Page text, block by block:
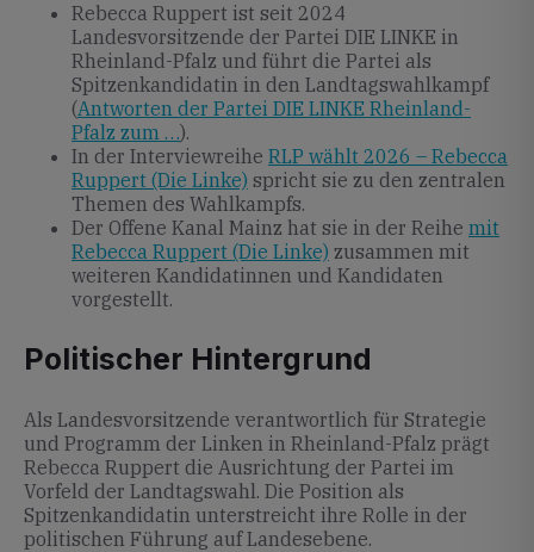
Rebecca Ruppert ist seit 2024
Landesvorsitzende der Partei DIE LINKE in
Rheinland-Pfalz und führt die Partei als
Spitzenkandidatin in den Landtagswahlkampf
(Antworten der Partei DIE LINKE Rheinland-
Pfalz zum …).
In der Interviewreihe RLP wählt 2026 – Rebecca
Ruppert (Die Linke) spricht sie zu den zentralen
Themen des Wahlkampfs.
Der Offene Kanal Mainz hat sie in der Reihe mit
Rebecca Ruppert (Die Linke) zusammen mit
weiteren Kandidatinnen und Kandidaten
vorgestellt.
Politischer Hintergrund
Als Landesvorsitzende verantwortlich für Strategie
und Programm der Linken in Rheinland-Pfalz prägt
Rebecca Ruppert die Ausrichtung der Partei im
Vorfeld der Landtagswahl. Die Position als
Spitzenkandidatin unterstreicht ihre Rolle in der
politischen Führung auf Landesebene.